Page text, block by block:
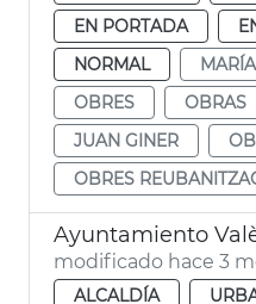
EN PORTADA
NORMAL
OBRES
OBRAS
JUAN GINER
OBRES
modificado hace 3
ALCALDÍA